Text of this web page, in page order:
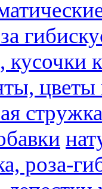
кусочки
стружка
роза-